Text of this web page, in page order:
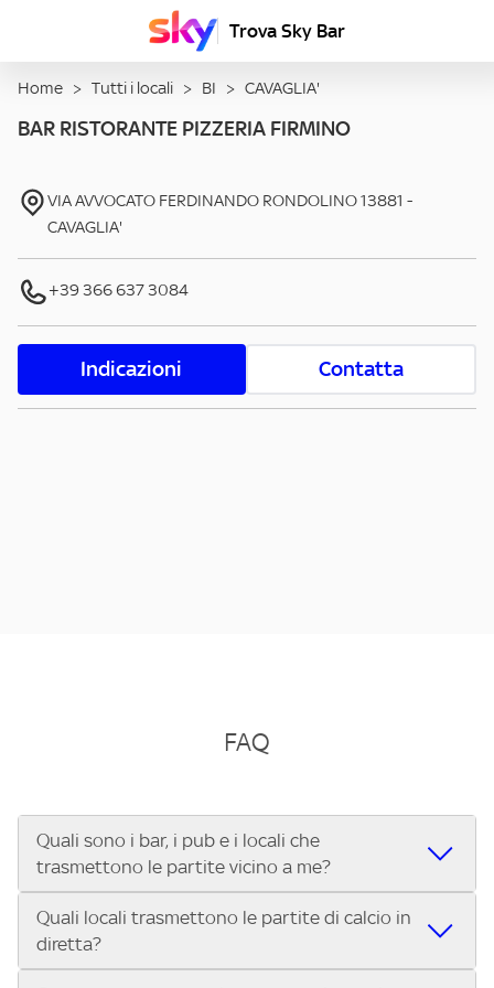
Trova Sky Bar
Home > Tutti i locali > BI > CAVAGLIA'
BAR RISTORANTE PIZZERIA FIRMINO
VIA AVVOCATO FERDINANDO RONDOLINO13881 -
CAVAGLIA'
+39 366 637 3084
Indicazioni Contatta
FAQ
Quali sono i bar, i pub e i locali che
trasmettono le partite vicino a me?
Se cerchi un bar, pub, ristorante o locale vicino a te per
vedere le partite di Serie A ENILIVE, la Serie C Sky Wifi, la
UEFA Champions League, la UEFA Europa League, la UEFA
Quali locali trasmettono le partite di calcio in
diretta?